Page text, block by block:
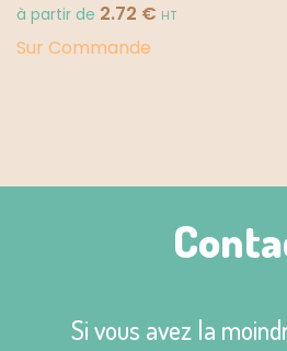
à partir de 2.72 € HT
Sur Commande
Si vous avez la